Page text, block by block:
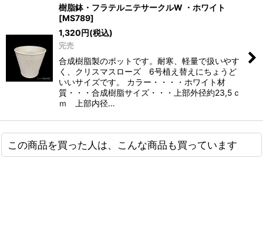
樹脂鉢・フラテルニテサークルW ・ホワイト
[MS789]
1,320円(税込)
完売
合成樹脂製のポットです。耐寒、軽量で扱いやす
く、クリスマスローズ 6号植え替えにちょうど
いいサイズです。 カラー・・・・ホワイト材
質・・・合成樹脂サイズ・・・上部外径約23,5ｃ
ｍ 上部内径…
この商品を買った人は、こんな商品も買っています